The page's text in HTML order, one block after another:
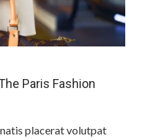
Paris Fashion
placerat volutpat